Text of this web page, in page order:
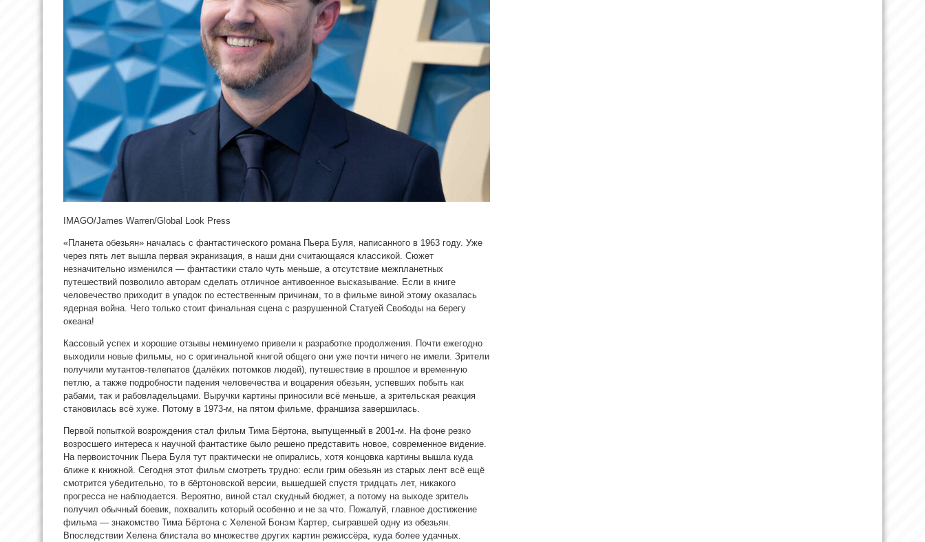
IMAGO/James Warren/Global Look Press
«Планета обезьян» началась с фантастического романа Пьера Буля, написанного в 1963 году. Уже
через пять лет вышла первая экранизация, в наши дни считающаяся классикой. Сюжет
незначительно изменился — фантастики стало чуть меньше, а отсутствие межпланетных
путешествий позволило авторам сделать отличное антивоенное высказывание. Если в книге
человечество приходит в упадок по естественным причинам, то в фильме виной этому оказалась
ядерная война. Чего только стоит финальная сцена с разрушенной Статуей Свободы на берегу
океана!
Кассовый успех и хорошие отзывы неминуемо привели к разработке продолжения. Почти ежегодно
выходили новые фильмы, но с оригинальной книгой общего они уже почти ничего не имели. Зрители
получили мутантов-телепатов (далёких потомков людей), путешествие в прошлое и временную
петлю, а также подробности падения человечества и воцарения обезьян, успевших побыть как
рабами, так и рабовладельцами. Выручки картины приносили всё меньше, а зрительская реакция
становилась всё хуже. Потому в 1973-м, на пятом фильме, франшиза завершилась.
Первой попыткой возрождения стал фильм Тима Бёртона, выпущенный в 2001-м. На фоне резко
возросшего интереса к научной фантастике было решено представить новое, современное видение.
На первоисточник Пьера Буля тут практически не опирались, хотя концовка картины вышла куда
ближе к книжной. Сегодня этот фильм смотреть трудно: если грим обезьян из старых лент всё ещё
смотрится убедительно, то в бёртоновской версии, вышедшей спустя тридцать лет, никакого
прогресса не наблюдается. Вероятно, виной стал скудный бюджет, а потому на выходе зритель
получил обычный боевик, похвалить который особенно и не за что. Пожалуй, главное достижение
фильма — знакомство Тима Бёртона с Хеленой Бонэм Картер, сыгравшей одну из обезьян.
Впоследствии Хелена блистала во множестве других картин режиссёра, куда более удачных.